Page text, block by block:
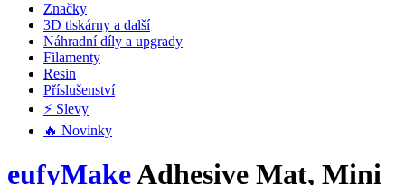
Značky
3D tiskárny a další
Náhradní díly a upgrady
Filamenty
Resin
Příslušenství
⚡ Slevy
🔥 Novinky
eufyMakeAdhesive Mat, Mini